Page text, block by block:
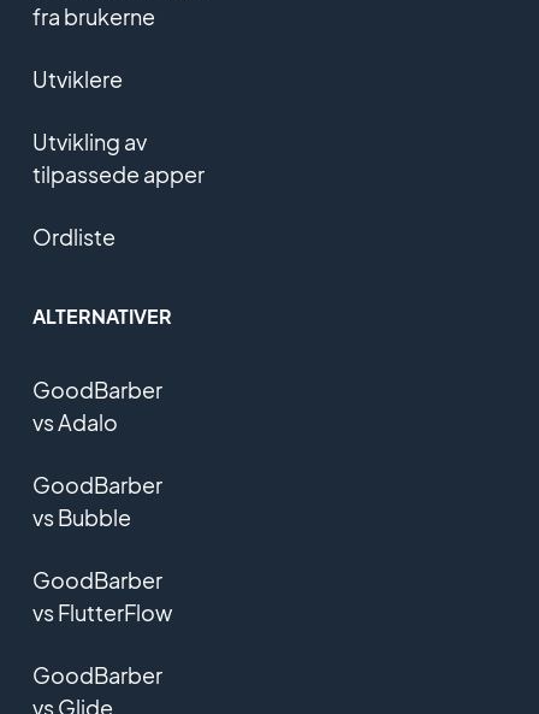
fra brukerne
Utviklere
Utvikling av
tilpassede apper
Ordliste
ALTERNATIVER
GoodBarber
vs Adalo
GoodBarber
vs Bubble
GoodBarber
vs FlutterFlow
GoodBarber
vs Glide